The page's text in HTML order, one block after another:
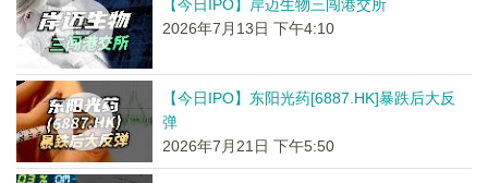
【今日IPO】岸迈生物三闯港交所
2026年7月13日 下午4:10
【今日IPO】东阳光药[6887.HK]暴跌后大反
弹
2026年7月21日 下午5:50